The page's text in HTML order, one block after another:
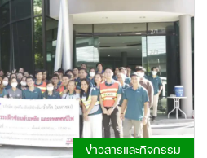
ข่าวสารและกิจกรรม